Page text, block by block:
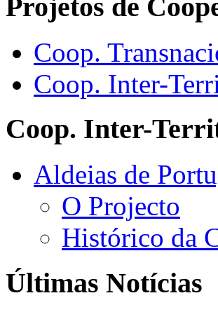
Projetos de
Coop.
Coop. Inter-
Coop. Inter-
Aldeias de
O Projecto
Histórico da
Últimas Notícias